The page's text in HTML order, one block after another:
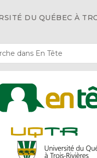
DU QUÉBEC À